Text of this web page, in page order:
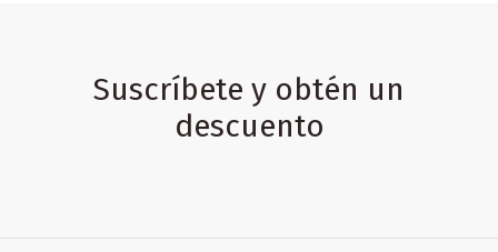
Suscríbete y obtén un
descuento